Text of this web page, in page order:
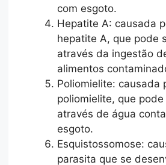
com esgoto.
Hepatite A: causada
hepatite A, que pode
através da ingestão
alimentos
Poliomielite: causada
poliomielite, que
através de água
esgoto.
Esquistossomose:
parasita que se